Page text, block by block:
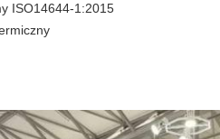
ISO14644-1:2015